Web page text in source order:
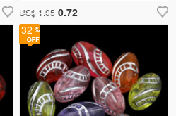
US$ 1.05 0.72
32